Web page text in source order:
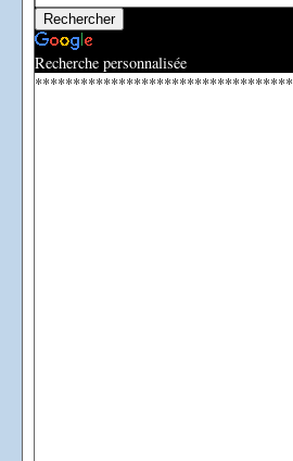
Recherche personnalisée
**********************************